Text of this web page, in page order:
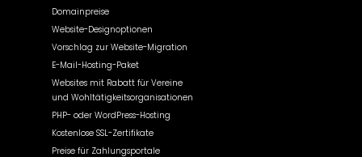
Domainpreise
Website-Designoptionen
Vorschlag zur Website-Migration
E-Mail-Hosting-Paket
Websites mit Rabatt für Vereine
und Wohltätigkeitsorganisationen
PHP- oder WordPress-Hosting
Kostenlose SSL-Zertifikate
Preise für Zahlungsportale